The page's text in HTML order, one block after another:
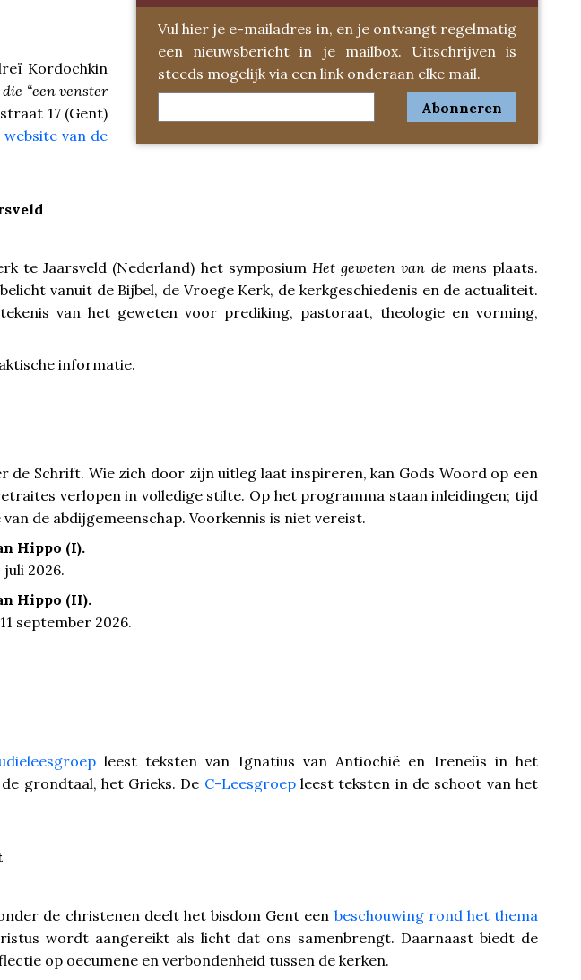
Vul hier je e-mailadres in, en je ontvangt regelmatig
een nieuwsbericht in je mailbox. Uitschrijven is
steeds mogelijk via een link onderaan elke mail.
Kordochkin
“een venster
17 (Gent)
website van de
te Jaarsveld (Nederland) het symposium Het geweten van de mens plaats.
vanuit de Bijbel, de Vroege Kerk, de kerkgeschiedenis en de actualiteit.
van het geweten voor prediking, pastoraat, theologie en vorming,
informatie.
de Schrift. Wie zich door zijn uitleg laat inspireren, kan Gods Woord op een
verlopen in volledige stilte. Op het programma staan inleidingen; tijd
de abdijgemeenschap. Voorkennis is niet vereist.
Hippo (I).
2026.
Hippo (II).
september 2026.
leest teksten van Ignatius van Antiochië en Ireneüs in het
grondtaal, het Grieks. De C-Leesgroepleest teksten in de schoot van het
de christenen deelt het bisdom Gent een beschouwing rond het thema
wordt aangereikt als licht dat ons samenbrengt. Daarnaast biedt de
op oecumene en verbondenheid tussen de kerken.